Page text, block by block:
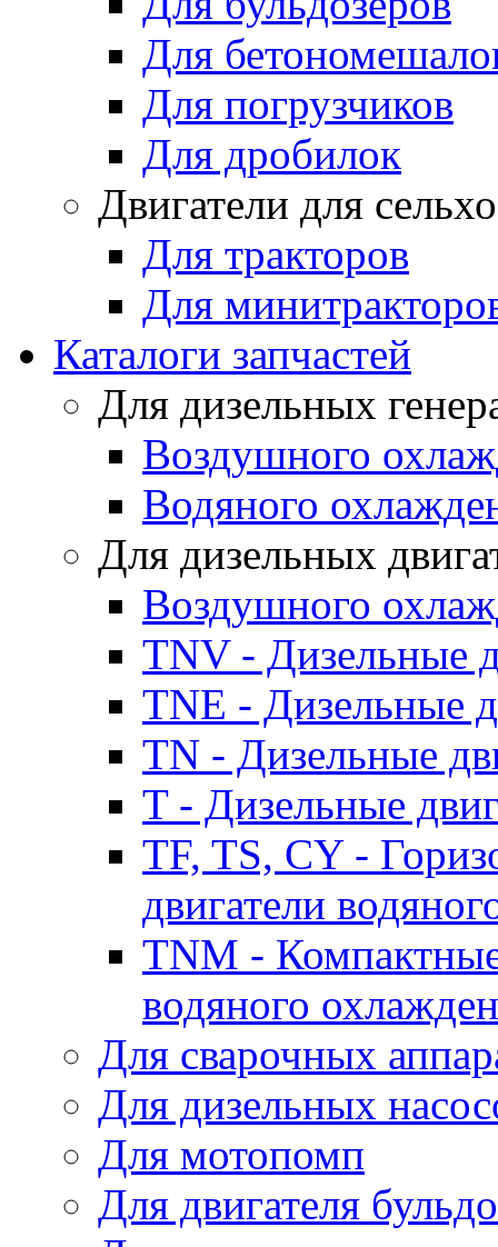
Для
Для погрузчиков
Для дробилок
Двигатели для
Для тракторов
Для
Каталоги запчастей
Для дизельных
Воздушного
Водяного
Для дизельных
Воздушного
TNV - Дизельные
TNE - Дизельные
TN - Дизельные
T - Дизельные
TF, TS, CY -
двигатели
TNM -
водяного
Для сварочных
Для дизельных
Для мотопомп
Для двигателя